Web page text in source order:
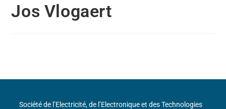
Jos Vlogaert
Société de l’Electricité, de l’Electronique et des Technologies